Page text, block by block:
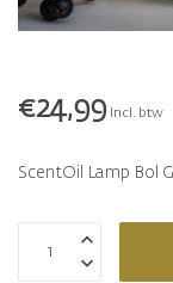
€24,99 Incl. btw
ScentOil Lamp Bol